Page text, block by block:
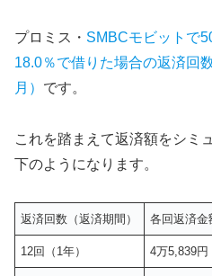
プロミス・ SMBCモビットで
18.0％で借りた場合の返済回
月） です。
これを踏まえて返済額をシミ
下のようになります。
返済回数（返済期間） 各回返済金
12回（1年） 4万5,839円